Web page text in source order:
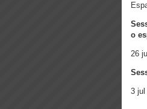
o
26
3 jul